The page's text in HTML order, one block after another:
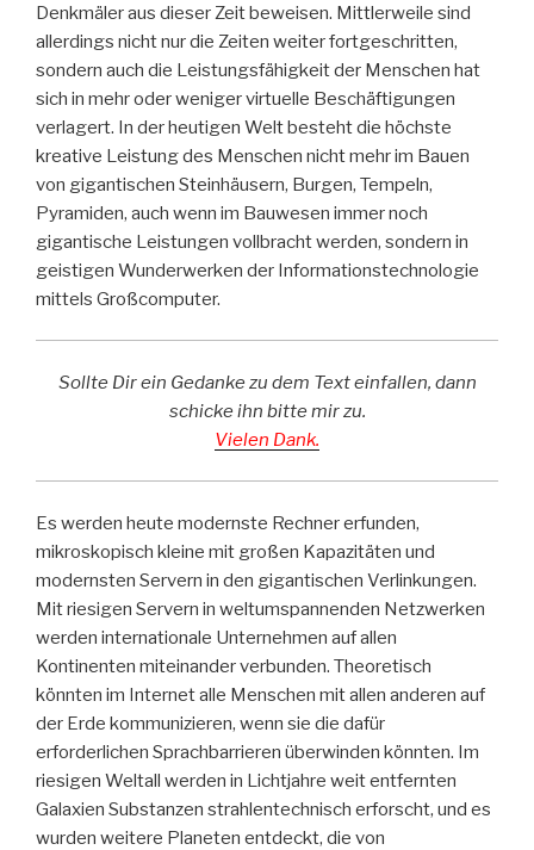
Denkmäler aus dieser Zeit beweisen. Mittlerweile sind
allerdings nicht nur die Zeiten weiter fortgeschritten,
sondern auch die Leistungsfähigkeit der Menschen hat
sich in mehr oder weniger virtuelle Beschäftigungen
verlagert. In der heutigen Welt besteht die höchste
kreative Leistung des Menschen nicht mehr im Bauen
von gigantischen Steinhäusern, Burgen, Tempeln,
Pyramiden, auch wenn im Bauwesen immer noch
gigantische Leistungen vollbracht werden, sondern in
geistigen Wunderwerken der Informationstechnologie
mittels Großcomputer.
Sollte Dir ein Gedanke zu dem Text einfallen, dann
schicke ihn bitte mir zu.
Vielen Dank.
Es werden heute modernste Rechner erfunden,
mikroskopisch kleine mit großen Kapazitäten und
modernsten Servern in den gigantischen Verlinkungen.
Mit riesigen Servern in weltumspannenden Netzwerken
werden internationale Unternehmen auf allen
Kontinenten miteinander verbunden. Theoretisch
könnten im Internet alle Menschen mit allen anderen auf
der Erde kommunizieren, wenn sie die dafür
erforderlichen Sprachbarrieren überwinden könnten. Im
riesigen Weltall werden in Lichtjahre weit entfernten
Galaxien Substanzen strahlentechnisch erforscht, und es
wurden weitere Planeten entdeckt, die von